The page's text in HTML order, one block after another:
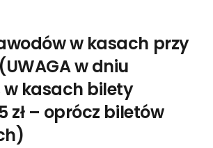
w kasach przy
w dniu
w kasach bilety
zł – oprócz biletów